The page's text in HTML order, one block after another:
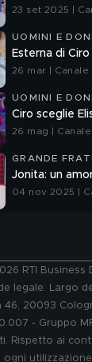
23 set 2025 |
UOMINI E
Esterna di
26 mar | Canale
UOMINI E
Ciro sceglie
26 mag | Canale
GRANDE
Jonita: un
04 nov 2025 |
RTI Business
legale: Largo
46, 20093
- Gruppo
Rispetto ai